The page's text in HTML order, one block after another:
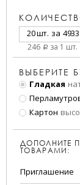
20 шт. за 4933
246 a за 1 шт.
ВЫБЕРИТЕ
Гладкая
Картон
ДОПОЛНИТЕ
ТОВАРАМИ:
Приглашение